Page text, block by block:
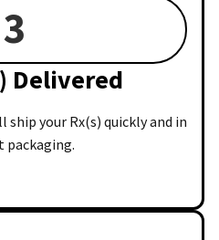
3
Delivered
your Rx(s) quickly and in
packaging.